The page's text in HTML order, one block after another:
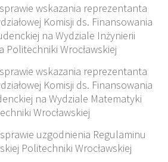
wskazania reprezentanta
Komisji ds. Finansowania
na Wydziale Inżynierii
Politechniki Wrocławskiej
wskazania reprezentanta
Komisji ds. Finansowania
na Wydziale Matematyki
Wrocławskiej
uzgodnienia Regulaminu
Politechniki Wrocławskiej